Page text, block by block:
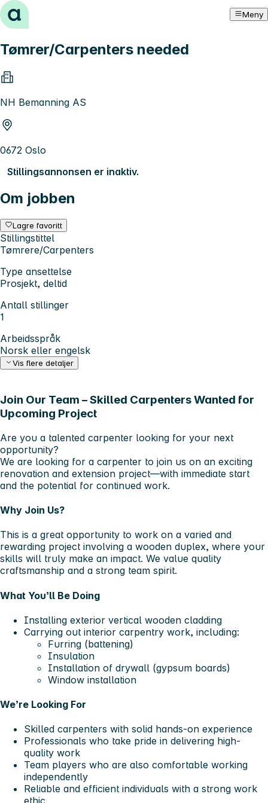
Hopp til innhold Meny
Tømrer/Carpenters needed
NH Bemanning AS
0672 Oslo
Stillingsannonsen er inaktiv.
Om jobben
Lagre favoritt
Stillingstittel
Tømrere/Carpenters
Type ansettelse
Prosjekt, deltid
Antall stillinger
1
Arbeidsspråk
Norsk eller engelsk
Vis flere detaljer
Join Our Team – Skilled Carpenters Wanted for
Upcoming Project
Are you a talented carpenter looking for your next
opportunity?
We are looking for a carpenter to join us on an exciting
renovation and extension project—with immediate start
and the potential for continued work.
Why Join Us?
This is a great opportunity to work on a varied and
rewarding project involving a wooden duplex, where your
skills will truly make an impact. We value quality
craftsmanship and a strong team spirit.
What You’ll Be Doing
Installing exterior vertical wooden cladding
Carrying out interior carpentry work, including:
Furring (battening)
Insulation
Installation of drywall (gypsum boards)
Window installation
We’re Looking For
Skilled carpenters with solid hands-on experience
Professionals who take pride in delivering high-
quality work
Team players who are also comfortable working
independently
Reliable and efficient individuals with a strong work